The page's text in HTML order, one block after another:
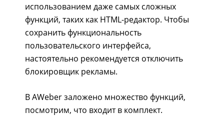
использованием даже самых сложных
функций, таких как HTML-редактор. Чтобы
сохранить функциональность
пользовательского интерфейса,
настоятельно рекомендуется отключить
блокировщик рекламы.
В AWeber заложено множество функций,
посмотрим, что входит в комплект.